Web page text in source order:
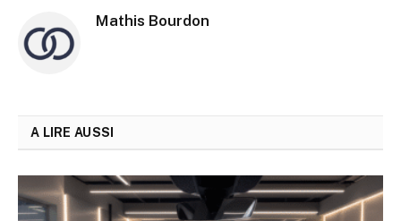
Mathis Bourdon
A LIRE AUSSI